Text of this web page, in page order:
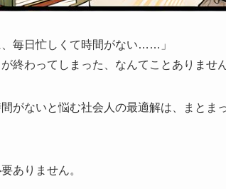
、毎日忙しくて時間がない……」
終わってしまった、なんてことありませ
がないと悩む社会人の最適解は、まとま
ありません。